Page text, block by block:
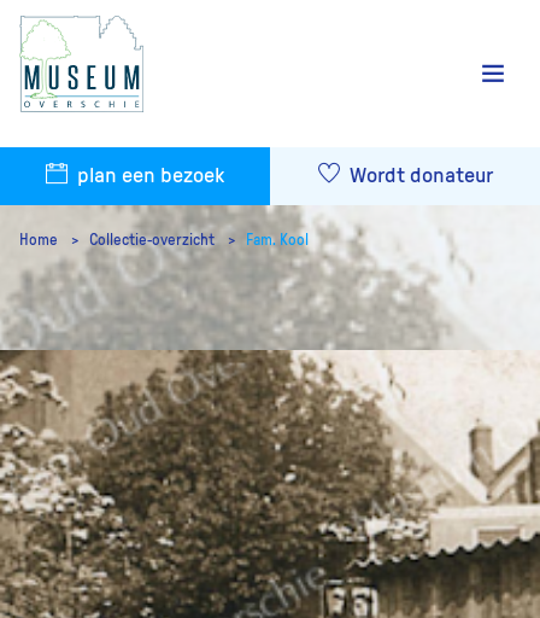
plan een bezoek Wordt donateur
Home Collectie-overzicht Fam. Kool